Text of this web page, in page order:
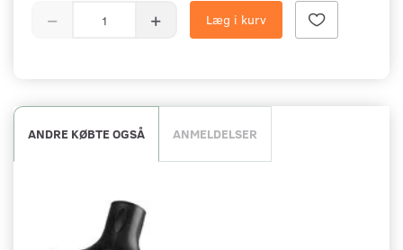
Læg i kurv
ANDRE KØBTE OGSÅ ANMELDELSER